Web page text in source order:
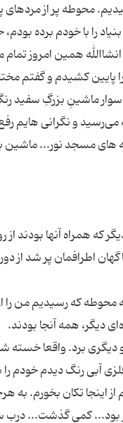
محوطه پر از مردهای
را با خودم برده
کشیدم و گفتم
سوار ماشینِ بزرگِ سفید
و نگرانی هایم
مسجد نور... ماشین
که همراه آنها بودند
اطرافمان پر شد از
که رسیدیم من را
برد. واقعا خسته
آبی رنگ دیدم
اینجا تکان بخورم. به